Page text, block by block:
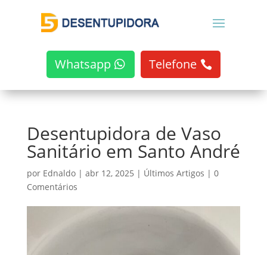
Whatsapp Telefone
Desentupidora de Vaso
Sanitário em Santo André
por Ednaldo| abr 12, 2025 | Últimos Artigos | 0
Comentários